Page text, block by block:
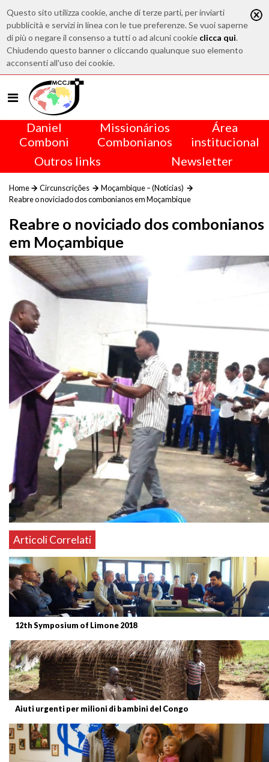
Questo sito utilizza cookie, anche di terze parti, per inviarti
pubblicità e servizi in linea con le tue preferenze. Se vuoi saperne
di più o negare il consenso a tutti o ad alcuni cookie clicca qui.
Chiudendo questo banner o cliccando qualunque suo elemento
acconsenti all'uso dei cookie.
Daniel
Comboni
Missionários
Combonianos
Área
institucional
Outros links
Newsletter
Home Circunscrições
Moçambique – (Notícias)
Reabre o noviciado dos combonianos em Moçambique
Reabre o noviciado dos combonianos
em Moçambique
Articoli Correlati
12th Symposium of Limone 2018
Aiuti urgenti per milioni di bambini del Congo